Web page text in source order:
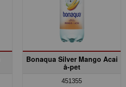
Bonaqua Silver Mango Acai
å-pet
451355